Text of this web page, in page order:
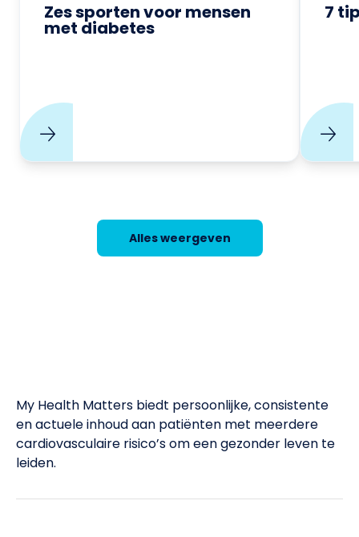
Zes sporten voor mensen
met diabetes
7
Alles weergeven
My Health Matters biedt persoonlijke, consistente
en actuele inhoud aan patiënten met meerdere
cardiovasculaire risico’s om een gezonder leven te
leiden.​